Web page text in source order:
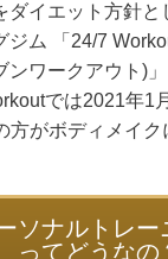
ダイエット方針
ジム 「24/7
ンワークアウト)
では2021年1
方がボディメイク
ソナルトレー
ってどうなの